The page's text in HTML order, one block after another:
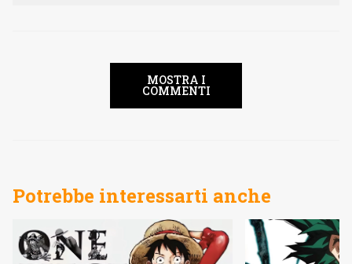
MOSTRA I
COMMENTI
Potrebbe interessarti anche